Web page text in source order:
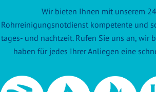
Wir bieten Ihnen mit unserem
Rohrreinigungsnotdienst kompetente und
tages- und nachtzeit. Rufen Sie uns an, wir
haben für jedes Ihrer Anliegen eine